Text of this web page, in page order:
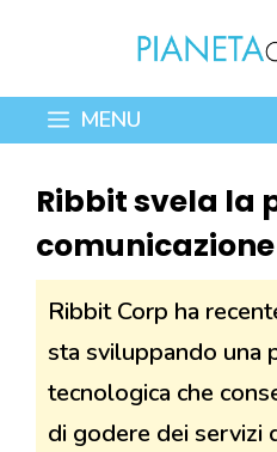
contenuto
MENU
Ribbit svela la
Ribbit Corp ha
sta sviluppando una
tecnologica che
di godere dei servizi